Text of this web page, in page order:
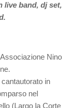
live band, dj set,
Nino
in
nel
(Largo la Corte